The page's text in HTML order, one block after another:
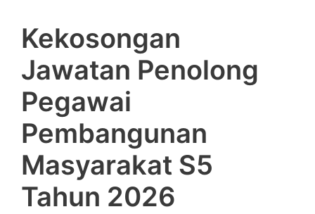
Kekosongan
Jawatan Penolong
Pegawai
Pembangunan
Masyarakat S5
Tahun 2026